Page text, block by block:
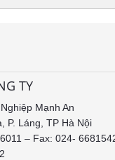
TY
Mạnh An
P. Láng, TP Hà Nội
– Fax: 024-